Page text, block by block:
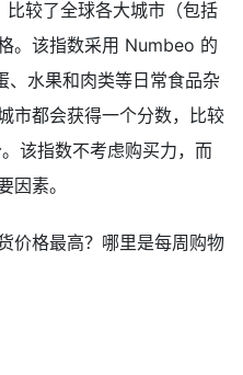
较了全球各大城市（包括
。该指数采用 Numbeo 的
、水果和肉类等日常食品杂
市都会获得一个分数，比较
该指数不考虑购买力，而
因素。
价格最高？哪里是每周购物